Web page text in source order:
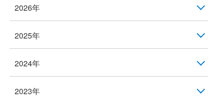
2026年
2025年
2024年
2023年